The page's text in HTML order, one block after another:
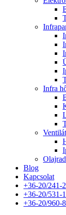
Infra
Blog
Kapcsolat
+36-20/241-
+36-20/531-
+36-20/960-